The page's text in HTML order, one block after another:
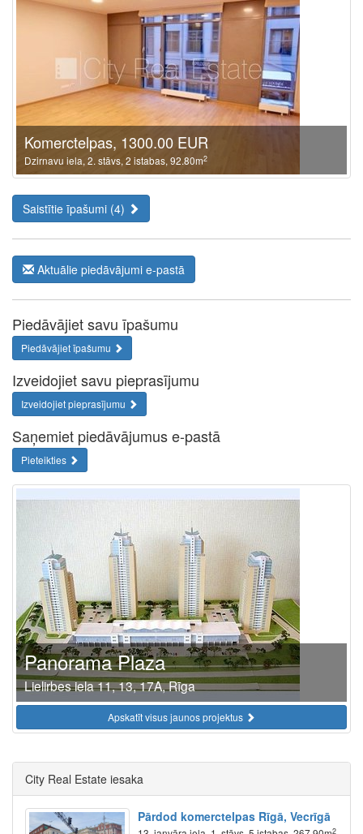
Komerctelpas, 1300.00 EUR
Dzirnavu iela, 2. stāvs, 2 istabas, 92.80m2
Saistītie īpašumi (4)
Aktuālie piedāvājumi e-pastā
Piedāvājiet savu īpašumu
Piedāvājiet īpašumu
Izveidojiet savu pieprasījumu
Izveidojiet pieprasījumu
Saņemiet piedāvājumus e-pastā
Pieteikties
Panorama Plaza
Lielirbes iela 11, 13, 17A, Rīga
Apskatīt visus jaunos projektus
City Real Estate iesaka
Pārdod komerctelpas Rīgā, Vecrīgā
2